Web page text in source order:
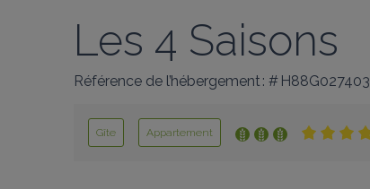
Les 4 Saisons
Référence de l’hébergement : # H88G027403
Gîte Appartement